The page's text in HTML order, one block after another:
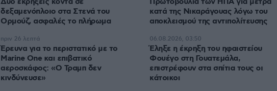
δεξαμενόπλοιο στα Στενά του
Ορμούζ, ασφαλές το πλήρωμα
Έρευνα για το περιστατικό με το
Marine One και επιβατικό
αεροσκάφος: «Ο Τραμπ δεν
κινδύνευσε»
πριν 26 λεπτά
κατά της Νικαράγουας λόγω του
αποκλεισμού της αντιπολίτευσης
Έληξε η έκρηξη του ηφαιστείου
Φουέγο στη Γουατεμάλα,
επιστρέφουν στα σπίτια τους οι
κάτοικοι
06.08.2026, 03:50